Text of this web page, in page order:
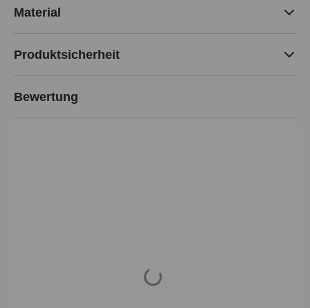
Material
Produktsicherheit
Bewertung
Loading...